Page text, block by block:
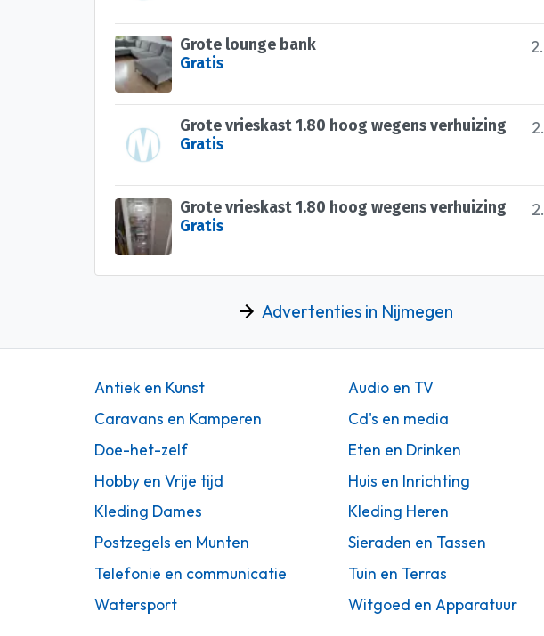
Grote lounge bank
Gratis
Grote vrieskast 1.80 hoog wegens verhuizing
Gratis
Grote vrieskast 1.80 hoog wegens verhuizing
Gratis
Advertenties in Nijmegen
Antiek en Kunst Audio en TV
Caravans en Kamperen
Cd's en media
Doe-het-zelf
Eten en Drinken
Hobby en Vrije tijd
Huis en Inrichting
Kleding Dames
Kleding Heren
Postzegels en Munten
Sieraden en Tassen
Telefonie en communicatie
Tuin en Terras
Watersport
Witgoed en Apparatuur